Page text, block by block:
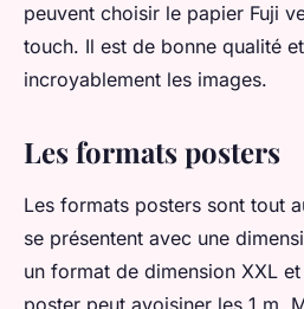
peuvent choisir le papier Fuji
touch. Il est de bonne qualité
incroyablement les images.
Les formats posters
Les formats posters sont tout
se présentent avec une
un format de dimension XXL
poster peut avoisiner les 1 m.